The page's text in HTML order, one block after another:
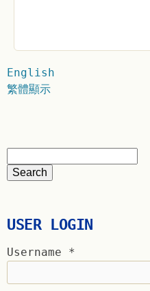
English
繁體顯示
USER LOGIN
Username *